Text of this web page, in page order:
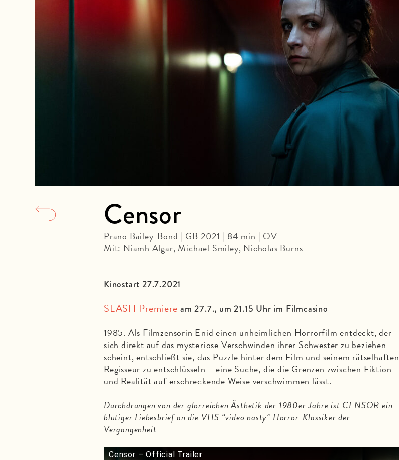
Censor
Prano Bailey-Bond | GB 2021 | 84 min | OV
Mit: Niamh Algar, Michael Smiley, Nicholas Burns
Kinostart 27.7.2021
SLASH Premiere am 27.7., um 21.15 Uhr im Filmcasino
1985. Als Filmzensorin Enid einen unheimlichen Horrorfilm entdeckt, der
sich direkt auf das mysteriöse Verschwinden ihrer Schwester zu beziehen
scheint, entschließt sie, das Puzzle hinter dem Film und seinem rätselhaften
Regisseur zu entschlüsseln – eine Suche, die die Grenzen zwischen Fiktion
und Realität auf erschreckende Weise verschwimmen lässt.
Durchdrungen von der glorreichen Ästhetik der 1980er Jahre ist CENSOR ein
blutiger Liebesbrief an die VHS “video nasty” Horror-Klassiker der
Vergangenheit.
Censor – Official Trailer